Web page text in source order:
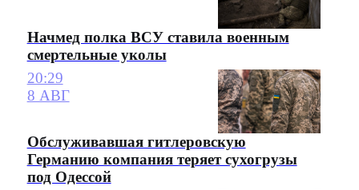
Начмед полка ВСУ ставила военным
смертельные уколы
20:29
8 АВГ
Обслуживавшая гитлеровскую
Германию компания теряет сухогрузы
под Одессой